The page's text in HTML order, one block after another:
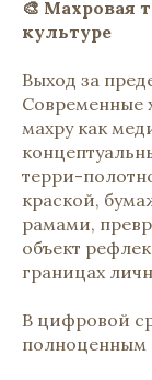
🎨 Махровая
культуре
Выход за
Современные
махру как
терри-
краской,
рамами,
объект
границах
В цифровой
полноценным